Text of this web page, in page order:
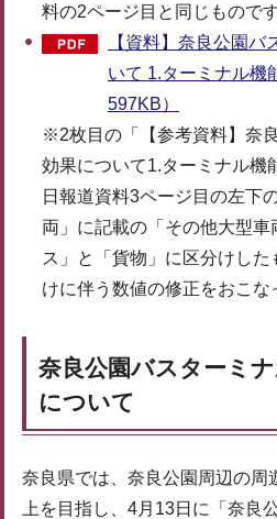
料の2ページ目と同じものです
【資料】奈良公園
いて 1.ターミナル機
597KB）
※2枚目の「【参考資料】奈
効果について1.ターミナル機
日報道資料3ページ目の左下
両」に記載の「その他大型
ス」と「貨物」に区分けし
けに伴う数値の修正をおこな
奈良公園バスターミ
について
奈良県では、奈良公園周辺の周
上を目指し、4月13日に「奈良